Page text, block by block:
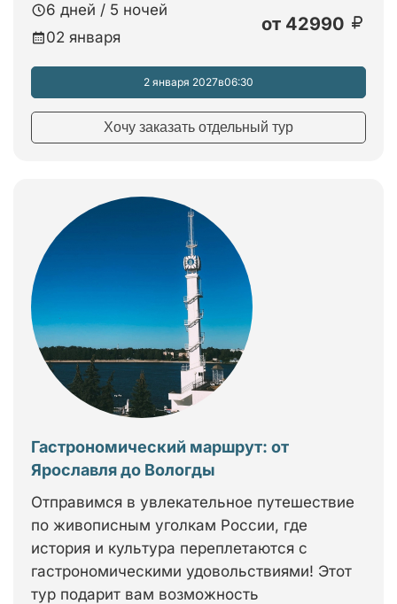
6 дней / 5 ночей
02 января
от 42990
2 января 2027в06:30
Хочу заказать отдельный тур
Гастрономический маршрут: от
Ярославля до Вологды
Отправимся в увлекательное путешествие
по живописным уголкам России, где
история и культура переплетаются с
гастрономическими удовольствиями! Этот
тур подарит вам возможность